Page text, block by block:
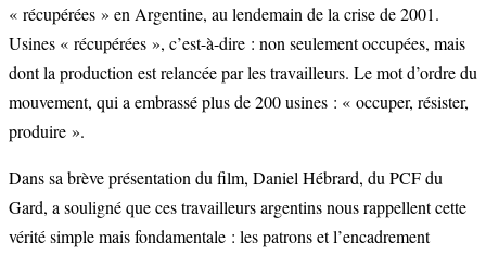
« récupérées » en Argentine, au lendemain de la crise de 2001.
Usines « récupérées », c’est-à-dire : non seulement occupées, mais
dont la production est relancée par les travailleurs. Le mot d’ordre du
mouvement, qui a embrassé plus de 200 usines : « occuper, résister,
produire ».
Dans sa brève présentation du film, Daniel Hébrard, du PCF du
Gard, a souligné que ces travailleurs argentins nous rappellent cette
vérité simple mais fondamentale : les patrons et l’encadrement